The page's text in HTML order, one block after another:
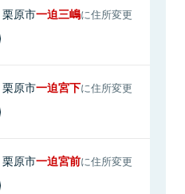
栗原市一迫三嶋に住所変更
栗原市一迫宮下に住所変更
栗原市一迫宮前に住所変更